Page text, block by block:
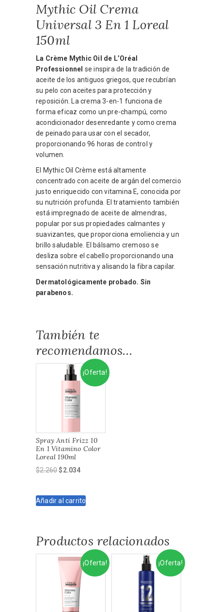
Mythic Oil Crema
Universal 3 En 1 Loreal
150ml
La Crème Mythic Oil de L’Oréal
Professionnel se inspira de la tradición de
aceite de los antiguos griegos, que recubrían
su pelo con aceites para protección y
reposición. La crema 3-en-1 funciona de
forma eficaz como un pre-champú, como
acondicionador desenredante y como crema
de peinado para usar con el secador,
proporcionando 96 horas de control y
volumen.
El Mythic Oil Crème está altamente
concentrado con aceite de argán del comercio
justo enriquecido con vitamina E, conocida por
su nutrición profunda. El tratamiento también
está impregnado de aceite de almendras,
popular por sus propiedades calmantes y
suavizantes, que proporciona emoliencia y un
brillo saludable. El bálsamo cremoso se
desliza sobre el cabello proporcionando una
sensación nutritiva y alisando la fibra capilar.
Dermatológicamente probado. Sin
parabenos.
También te
recomendamos…
¡Oferta!
Spray Anti Frizz 10
En 1 Vitamino Color
Loreal 190ml
$2.260El
era:
$2.034El
es:
Añadir al carrito
Productos relacionados
¡Oferta! ¡Oferta!